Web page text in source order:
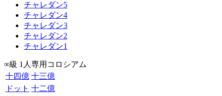
チャレダン5
チャレダン4
チャレダン3
チャレダン2
チャレダン1
∞級 1人専用コロシアム
十四億 十三億
ドット 十二億